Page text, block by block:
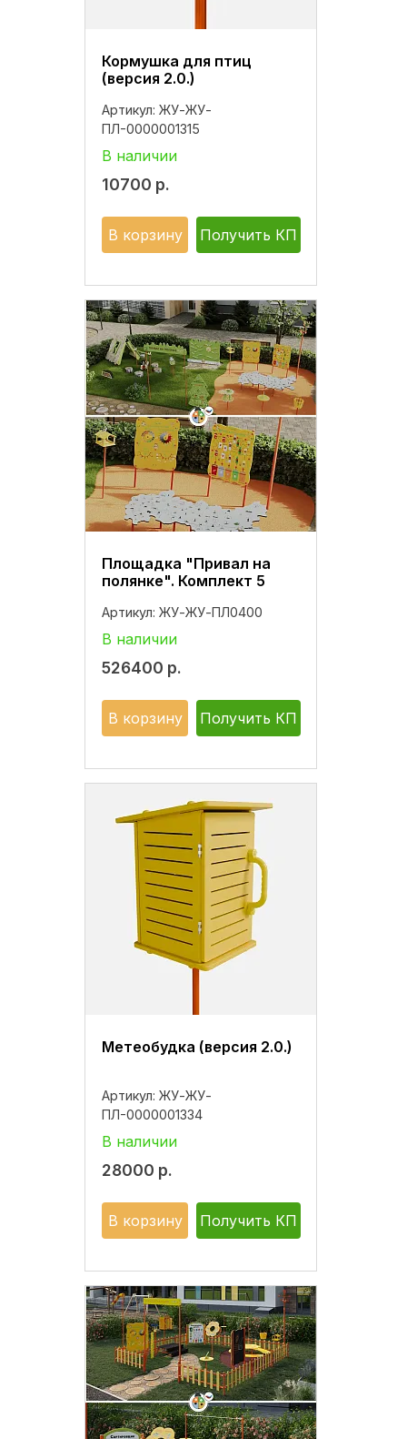
Кормушка для птиц
(версия 2.0.)
Артикул: ЖУ-ЖУ-
ПЛ-0000001315
В наличии
10700 р.
В корзину Получить КП
Площадка "Привал на
полянке". Комплект 5
Артикул: ЖУ-ЖУ-ПЛ0400
В наличии
526400 р.
В корзину Получить КП
Метеобудка (версия 2.0.)
Артикул: ЖУ-ЖУ-
ПЛ-0000001334
В наличии
28000 р.
В корзину Получить КП